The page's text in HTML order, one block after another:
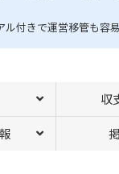
付きで運営移管も容易
収